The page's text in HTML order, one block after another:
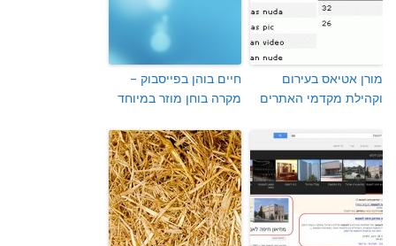
מורן אטיאס בעירום
וקהילת מקדמי האתרים
חיים בוהן בפייסבוק –
מקרה בוחן מוזר במיוחד